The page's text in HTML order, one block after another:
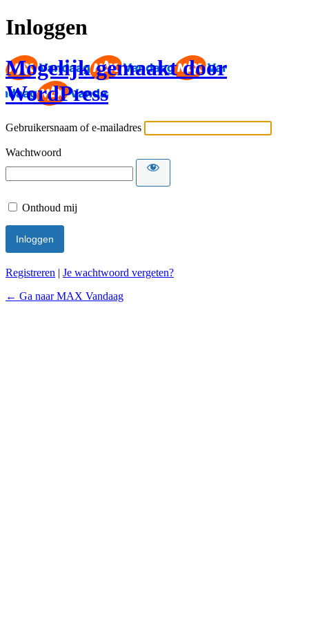
Inloggen
Mogelijk gemaakt door
WordPress
Gebruikersnaam of e-mailadres
Wachtwoord
Onthoud mij
Registreren | Je wachtwoord vergeten?
← Ga naar MAX Vandaag